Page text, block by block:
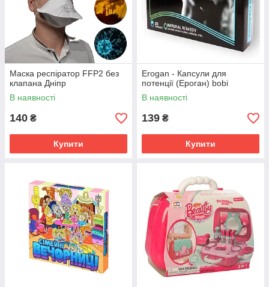
Маска респіратор FFP2 без
клапана Дніпр
В наявності
140 ₴
Купити
Erogan - Капсули для
потенції (Ероган) bobi
В наявності
139 ₴
Купити